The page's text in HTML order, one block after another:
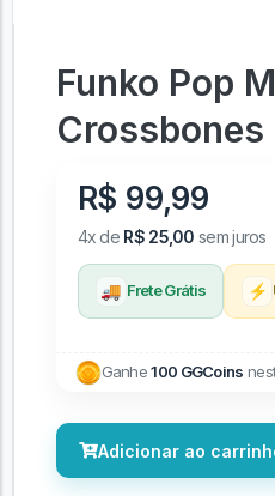
Funko Pop
Crossbones
R$ 99,99
4x de R$ 25,00 sem juros
🚚 Frete Grátis ⚡
Ganhe100 GGCoins
Adicionar ao